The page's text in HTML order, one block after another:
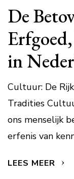
De
in
Cultuur: De
Tradities
ons menselijk
erfenis van
LEES MEER